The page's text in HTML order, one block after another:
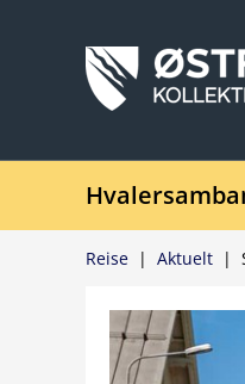
|
Aktuelt
|
Reise